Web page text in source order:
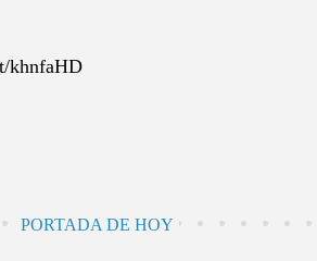
khnfaHD
PORTADA DE HOY